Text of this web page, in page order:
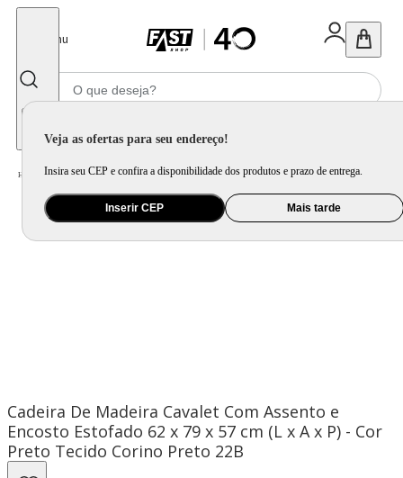
Menu
Veja as ofertas para seu endereço!
Insira seu CEP e confira a disponibilidade dos produtos e prazo de entrega.
Inserir CEP Mais tarde
Home Móveis e Decoração / Móveis para Sala de Jantar / Cadeira para Mesa de Jantar
Cadeira De Madeira Cavalet Com Assento e
Encosto Estofado 62 x 79 x 57 cm (L x A x P) - Cor
Preto Tecido Corino Preto 22B